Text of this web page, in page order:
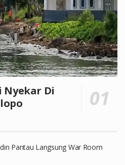
Nyekar Di
Pantau Langsung War Room